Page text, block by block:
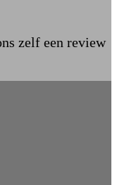
zelf een review